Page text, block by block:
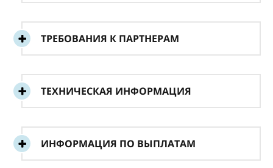
ТРЕБОВАНИЯ К ПАРТНЕРАМ
ТЕХНИЧЕСКАЯ ИНФОРМАЦИЯ
ИНФОРМАЦИЯ ПО ВЫПЛАТАМ